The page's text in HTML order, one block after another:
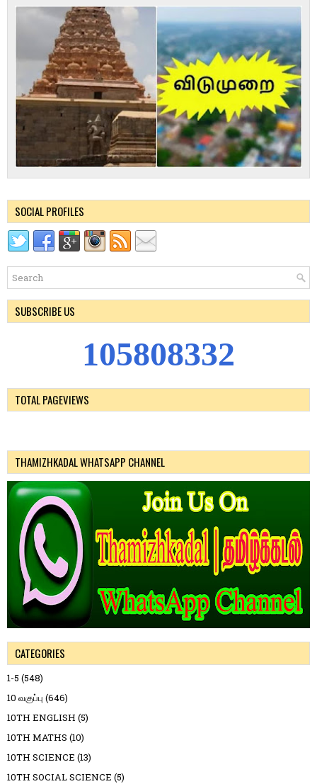
SOCIAL PROFILES
SUBSCRIBE US
105808332
TOTAL PAGEVIEWS
THAMIZHKADAL WHATSAPP CHANNEL
CATEGORIES
1-5 (548)
10 வகுப்பு (646)
10TH ENGLISH (5)
10TH MATHS (10)
10TH SCIENCE (13)
10TH SOCIAL SCIENCE (5)